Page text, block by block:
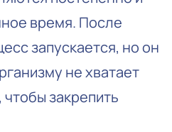
время. После
запускается, но он
не хватает
чтобы закрепить